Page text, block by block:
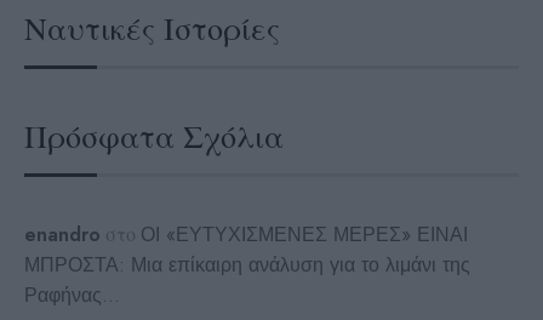
Ναυτικές Ιστορίες
Πρόσφατα Σχόλια
enandro στο ΟΙ «ΕΥΤΥΧΙΣΜΕΝΕΣ ΜΕΡΕΣ» ΕΙΝΑΙ
ΜΠΡΟΣΤΑ: Μια επίκαιρη ανάλυση για το λιμάνι της
Ραφήνας…